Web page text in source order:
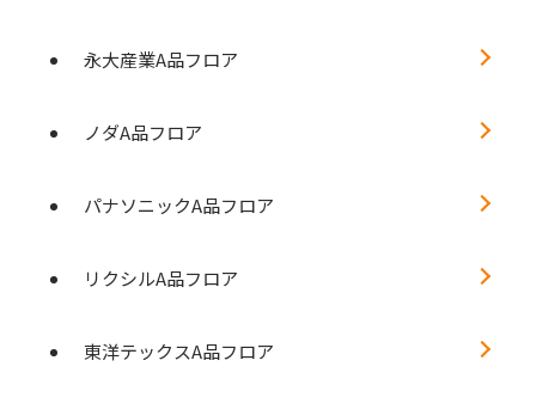
永大産業A品フロア
ノダA品フロア
パナソニックA品フロア
リクシルA品フロア
東洋テックスA品フロア